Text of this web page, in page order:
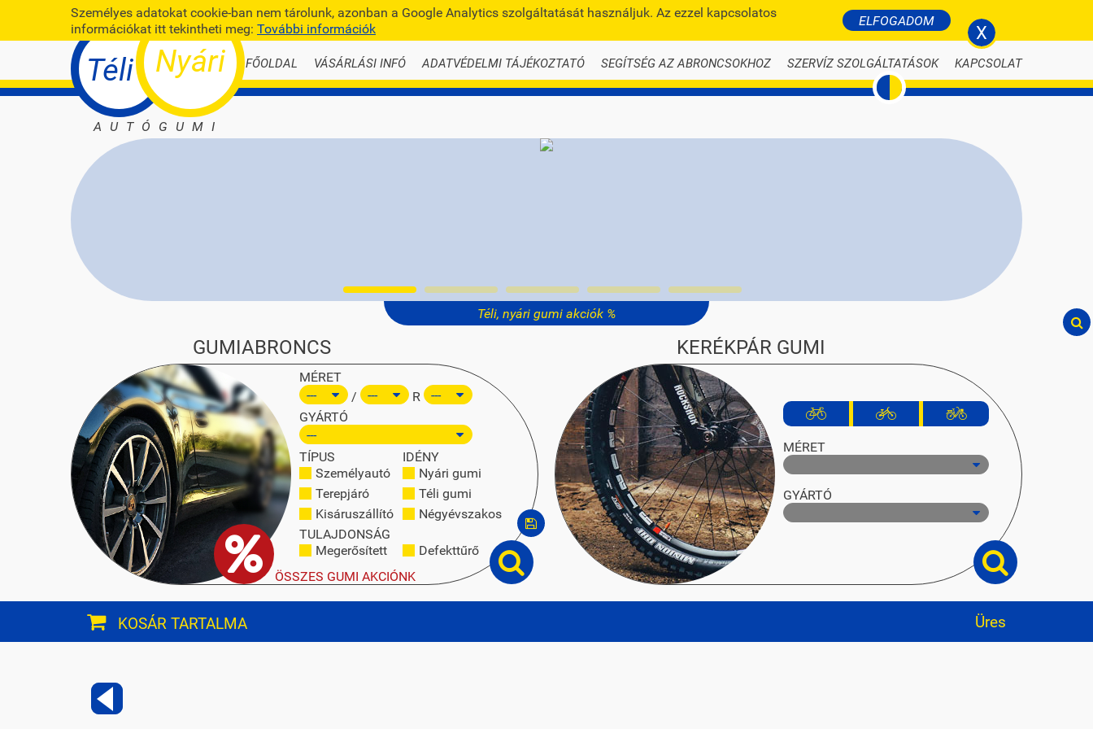
Személyes adatokat cookie-ban nem tárolunk, azonban a Google Analytics szolgáltatását használjuk. Az ezzel kapcsolatos
információkat itt tekintheti meg: További információk ELFOGADOM X
Téli Nyári
AUTÓGUMI
info@teli-nyari-autogumi.hu
BELÉPÉS
FŐOLDAL VÁSÁRLÁSI INFÓ ADATVÉDELMI TÁJÉKOZTATÓ SEGÍTSÉG AZ ABRONCSOKHOZ SZERVÍZ SZOLGÁLTATÁSOK KAPCSOLAT
Téli, nyári gumi akciók %
GUMIABRONCS
MÉRET
/
R
GYÁRTÓ
TÍPUS
Személyautó
Terepjáró
Kisáruszállító
IDÉNY
Nyári gumi
Téli gumi
Négyévszakos
TULAJDONSÁG
Megerősített
Defekttűrő
ÖSSZES GUMI AKCIÓNK
KERÉKPÁR GUMI
MÉRET
GYÁRTÓ
KOSÁR TARTALMA Üres